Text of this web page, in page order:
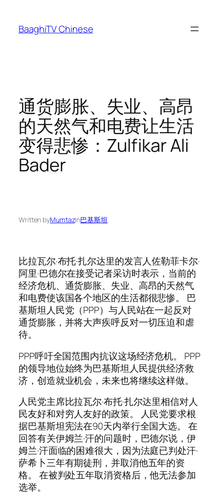
content
BaaghiTV Chinese
通货膨胀、失业、高昂
的天然气和电费让生活
变得悲惨：Zulfikar Ali
Bader
Written byMumtazin巴基斯坦
比拉瓦尔·布托·扎尔达里的发言人佐勒菲卡尔·
阿里·巴德尔在接受记者采访时表示，当前的
经济危机、通货膨胀、失业、高昂的天然气
和电费使该国各个地区的生活都很悲惨。 巴
基斯坦人民党（PPP）与人民站在一起反对
通货膨胀，并将大声疾呼反对一切压迫和虐
待。
PPP呼吁全国范围内抗议这场经济危机。 PPP
的领导地位始终为巴基斯坦人民提供经济救
济，创造就业机会，未来也将继续这样做。
人民党主席比拉瓦尔·布托·扎尔达里相信对人
民友好和对穷人友好的政策。 人民党要求根
据巴基斯坦宪法在90天内举行全国大选。 在
回答有关伊姆兰·汗的问题时，巴德尔说，伊
姆兰·汗面临的困难很大，因为法庭已判处汗·
萨希卜三年有期徒刑，并取消他五年的资
格。 在被判处五年取消资格后，他无法参加
选举。